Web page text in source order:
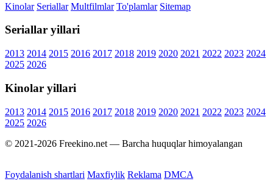
Kinolar Seriallar Multfilmlar To'plamlar Sitemap
Seriallar yillari
2013 2014 2015 2016 2017 2018 2019 2020 2021 2022 2023 2024
2025 2026
Kinolar yillari
2013 2014 2015 2016 2017 2018 2019 2020 2021 2022 2023 2024
2025 2026
© 2021-2026 Freekino.net — Barcha huquqlar himoyalangan
Foydalanish shartlari Maxfiylik Reklama DMCA